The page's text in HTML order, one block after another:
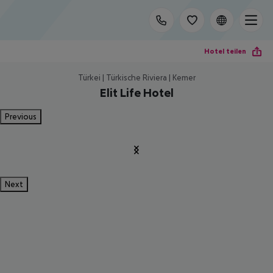
Hotel teilen
Türkei | Türkische Riviera | Kemer
Elit Life Hotel
Previous
Next